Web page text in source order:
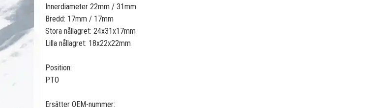
Innerdiameter 22mm / 31mm
Bredd: 17mm / 17mm
Stora nållagret: 24x31x17mm
Lilla nållagret: 18x22x22mm
Position:
PTO
Ersätter OEM-nummer: